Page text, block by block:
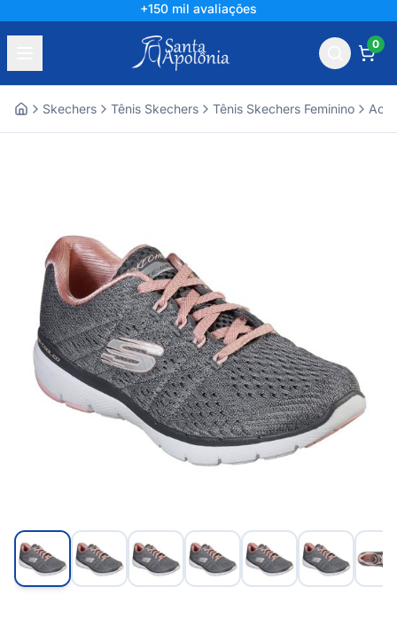
+150 mil avaliações
0
Skechers Tênis Skechers Tênis Skechers Feminino